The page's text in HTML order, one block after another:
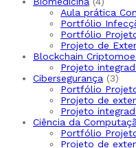
Aula prática
Portfólio
Portfólio
Projeto de
Blockchain
Projeto
Cibersegurança
3
Portfólio
Projeto de
Projeto
Ciência da
Portfólio
Projeto de